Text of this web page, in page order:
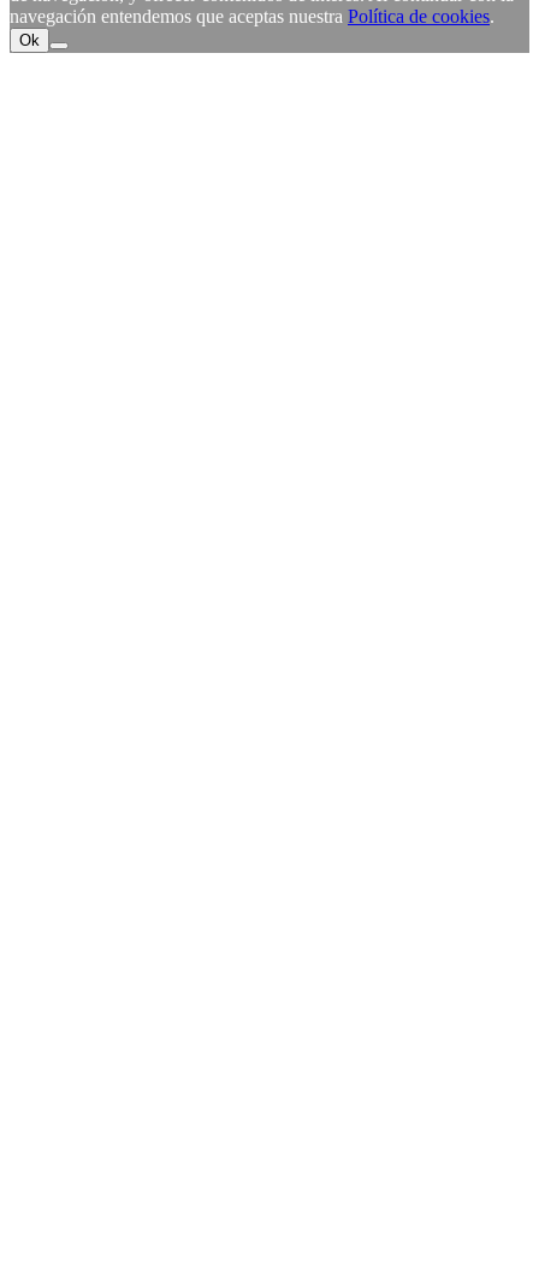
navegación entendemos que aceptas nuestra Política de cookies.
Ok